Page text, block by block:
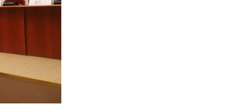
Гражданская оборона в